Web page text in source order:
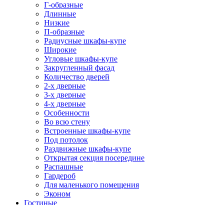
Г-образные
Длинные
Низкие
П-образные
Радиусные шкафы-купе
Широкие
Угловые шкафы-купе
Закругленный фасад
Количество дверей
2-х дверные
3-х дверные
4-х дверные
Особенности
Во всю стену
Встроенные шкафы-купе
Под потолок
Раздвижные шкафы-купе
Открытая секция посередине
Распашные
Гардероб
Для маленького помещения
Эконом
Гостиные